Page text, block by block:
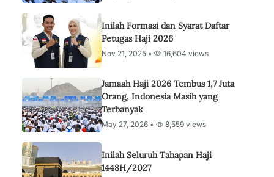
Inilah Formasi dan Syarat Daftar
Petugas Haji 2026
Nov 21, 2025 • 16,604 views
Jamaah Haji 2026 Tembus 1,7 Juta
Orang, Indonesia Masih yang
Terbanyak
May 27, 2026 • 8,559 views
Inilah Seluruh Tahapan Haji
1448H/2027